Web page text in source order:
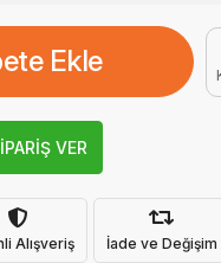
Ekle
VER
Alışveriş İade ve Değişim